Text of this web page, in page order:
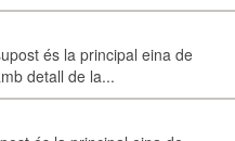
és la principal eina de
detall de la...